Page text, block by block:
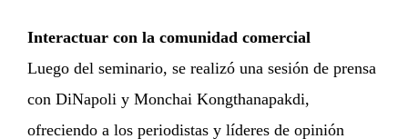
Interactuar con la comunidad comercial
Luego del seminario, se realizó una sesión de prensa
con DiNapoli y Monchai Kongthanapakdi,
ofreciendo a los periodistas y líderes de opinión